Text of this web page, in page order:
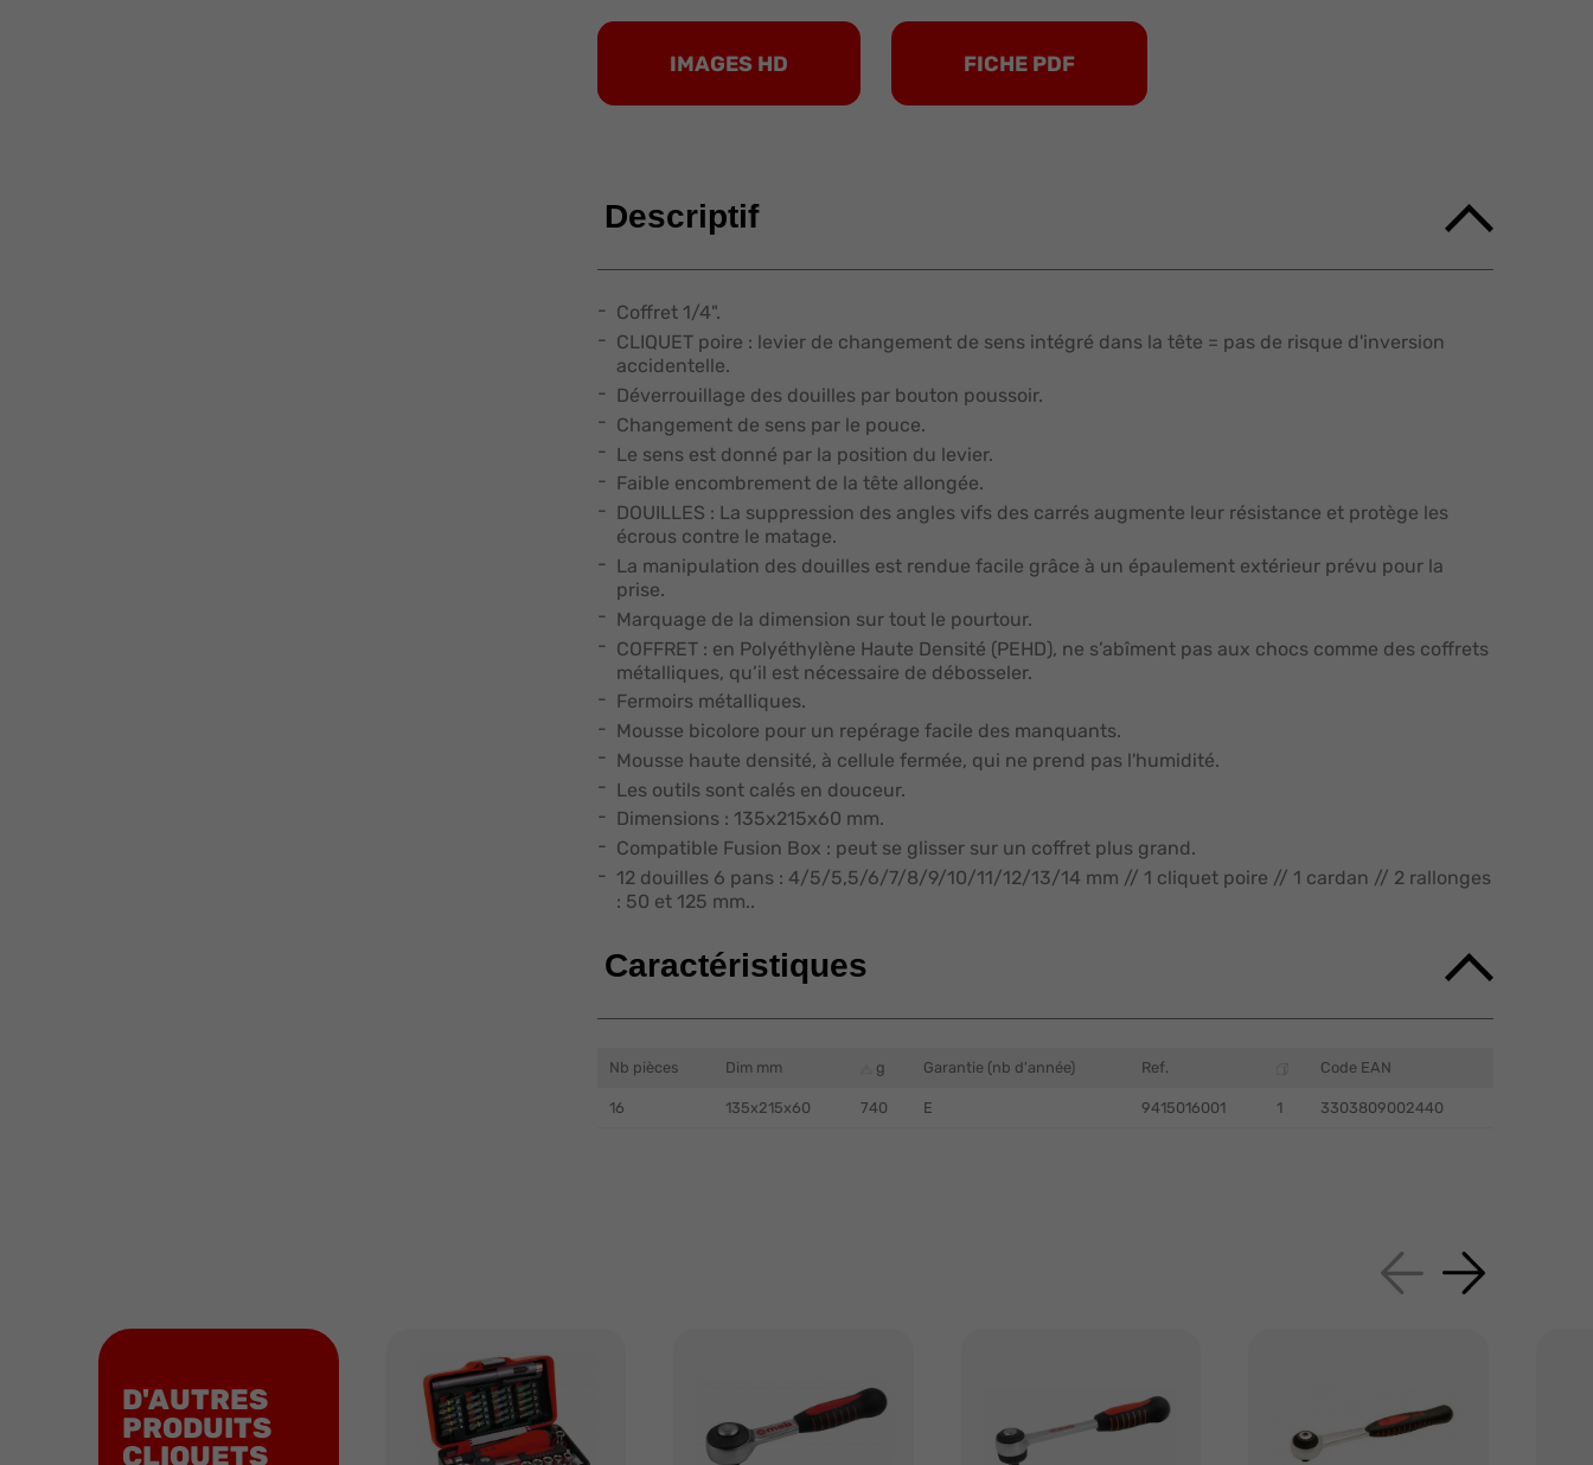
IMAGES HD FICHE PDF
Descriptif
Coffret 1/4".
CLIQUET poire : levier de changement de sens intégré dans la tête = pas de risque d'inversion
accidentelle.
Déverrouillage des douilles par bouton poussoir.
Changement de sens par le pouce.
Le sens est donné par la position du levier.
Faible encombrement de la tête allongée.
DOUILLES : La suppression des angles vifs des carrés augmente leur résistance et protège les
écrous contre le matage.
La manipulation des douilles est rendue facile grâce à un épaulement extérieur prévu pour la
prise.
Marquage de la dimension sur tout le pourtour.
COFFRET : en Polyéthylène Haute Densité (PEHD), ne s’abîment pas aux chocs comme des coffrets
métalliques, qu’il est nécessaire de débosseler.
Fermoirs métalliques.
Mousse bicolore pour un repérage facile des manquants.
Mousse haute densité, à cellule fermée, qui ne prend pas l'humidité.
Les outils sont calés en douceur.
Dimensions : 135x215x60 mm.
Compatible Fusion Box : peut se glisser sur un coffret plus grand.
12 douilles 6 pans : 4/5/5,5/6/7/8/9/10/11/12/13/14 mm // 1 cliquet poire // 1 cardan // 2 rallonges
: 50 et 125 mm..
Caractéristiques
Nb pièces Dim mm g Garantie (nb d'année) Ref. Code EAN
16 135x215x60 740 E 9415016001 1 3303809002440
D'AUTRES
PRODUITS
CLIQUETS